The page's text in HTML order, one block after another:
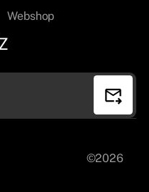
Webshop
©2026